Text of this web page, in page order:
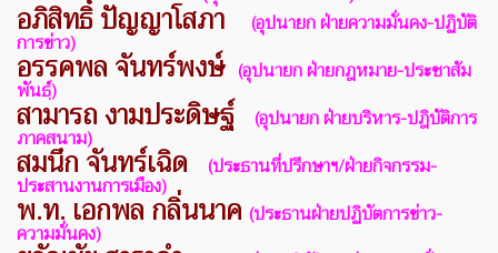
อภิสิทธิ์ ปัญญาโสภา (อุปนายก ฝ่ายความมั่นคง-ปฏิบัติ
การข่าว)
อรรคพล จันทร์พงษ์ (อุปนายก ฝ่ายกฎหมาย-ประชาสัม
พันธฺ์)
สามารถ งามประดิษฐ์ (อุปนายก ฝ่ายบริหาร-ปฎิบัติการ
ภาคสนาม)
สมนึก จันทร์เฉิด (ประธานที่ปรีกษาฯ/ฝ่ายกิจกรรม-
ประสานงานการเมือง)
พ.ท. เอกพล กลิ่นนาค (ประธานฝ่ายปฏิบัตการข่าว-
ความมั่นคง)